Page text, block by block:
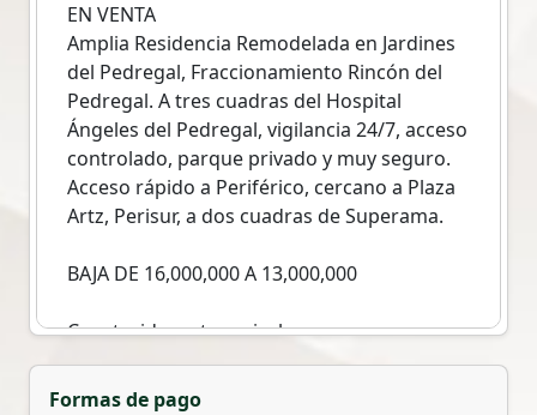
EN VENTA
Amplia Residencia Remodelada en Jardines
del Pedregal, Fraccionamiento Rincón del
Pedregal. A tres cuadras del Hospital
Ángeles del Pedregal, vigilancia 24/7, acceso
controlado, parque privado y muy seguro.
Acceso rápido a Periférico, cercano a Plaza
Artz, Perisur, a dos cuadras de Superama.
BAJA DE 16,000,000 A 13,000,000
Construida en tres niveles
Terreno 232m2
Construcción 361m2
Formas de pago